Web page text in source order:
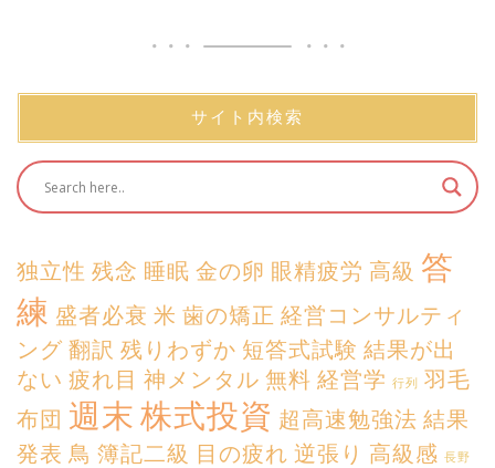
サイト内検索
独立性 残念 睡眠 金の卵 眼精疲労 高級 答
練 盛者必衰 米 歯の矯正 経営コンサルティ
ング 翻訳 残りわずか 短答式試験 結果が出
ない 疲れ目 神メンタル 無料 経営学 行列
羽毛
布団 週末 株式投資 超高速勉強法 結果
発表 鳥 簿記二級 目の疲れ 逆張り 高級感 長野